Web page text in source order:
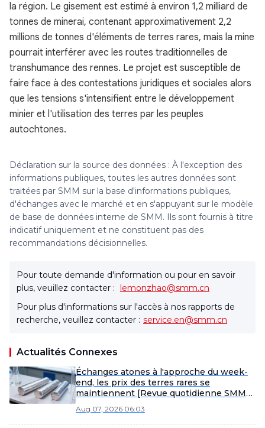
la région. Le gisement est estimé à environ 1,2 milliard de
tonnes de minerai, contenant approximativement 2,2
millions de tonnes d'éléments de terres rares, mais la mine
pourrait interférer avec les routes traditionnelles de
transhumance des rennes. Le projet est susceptible de
faire face à des contestations juridiques et sociales alors
que les tensions s'intensifient entre le développement
minier et l'utilisation des terres par les peuples
autochtones.
Déclaration sur la source des données : À l'exception des
informations publiques, toutes les autres données sont
traitées par SMM sur la base d'informations publiques,
d'échanges avec le marché et en s'appuyant sur le modèle
de base de données interne de SMM. Ils sont fournis à titre
indicatif uniquement et ne constituent pas des
recommandations décisionnelles.
Pour toute demande d'information ou pour en savoir
plus, veuillez contacter : lemonzhao@smm.cn
Pour plus d'informations sur l'accès à nos rapports de
recherche, veuillez contacter : service.en@smm.cn
Actualités Connexes
Échanges atones à l'approche du week-
end, les prix des terres rares se
maintiennent [Revue quotidienne SMM
Aug 07, 2026 06:03